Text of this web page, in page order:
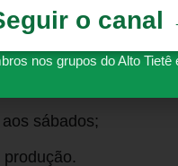
sábados;
o canal
nos grupos do Alto Tietê